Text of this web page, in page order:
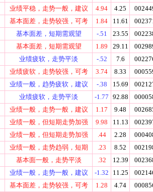
业绩平稳，走势一般，建议 4.94 4.25
基本面差，走势较强，可考 1.84 11.61
基本面差，短期需观望 -.51 23.55
基本面差，短期需观望 1.89 29.11
业绩疲软，走势平淡 -.52 7.6
业绩疲软，走势较强，可考 3.74 8.33
业绩一般，趋势疲软，建议 -.38 15.69
业绩疲软，走势平淡 -1.77 92.88
业绩一般，走势一般，建议 1.17 9.48
业绩一般，但短期走势加强 9.98 11.13
业绩一般，但短期走势加强 .44 2.28
业绩一般，走势趋弱，短期 .23 8.52
基本面一般，走势平淡 .32 12.39
业绩一般，走势一般，建议 -1.32 11.25
基本面差，走势较强，可考 1.28 4.74